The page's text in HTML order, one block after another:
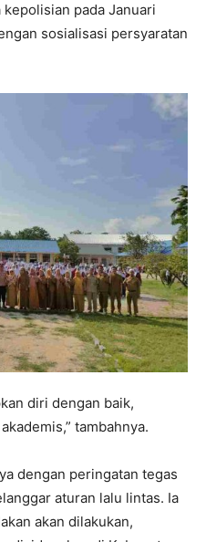
pada Januari
sosialisasi persyaratan
diri dengan baik,
tambahnya.
dengan peringatan tegas
aturan lalu lintas. Ia
akan dilakukan,